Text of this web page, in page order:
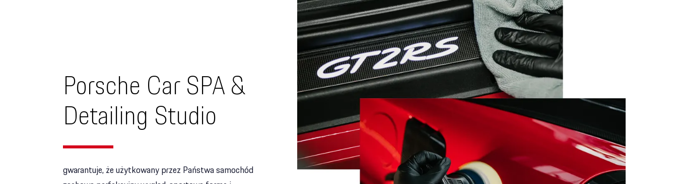
Porsche Car SPA &
Detailing Studio
gwarantuje, że użytkowany przez Państwa samochód